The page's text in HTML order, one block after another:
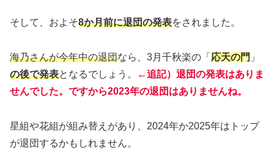
そして、およそ8か月前に退団の発表をされました。
海乃さんが今年中の退団なら、3月千秋楽の「 応天の門 」
の後で発表となるでしょう。
←追記）退団の発表はありま
せんでした。ですから2023年の退団はありませんね。
星組や花組が組み替えがあり、2024年か2025年はトップ
が退団するかもしれません。